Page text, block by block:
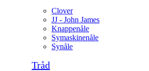
Clover
JJ - John James
Knappenåle
Symaskinenåle
Synåle
Tråd